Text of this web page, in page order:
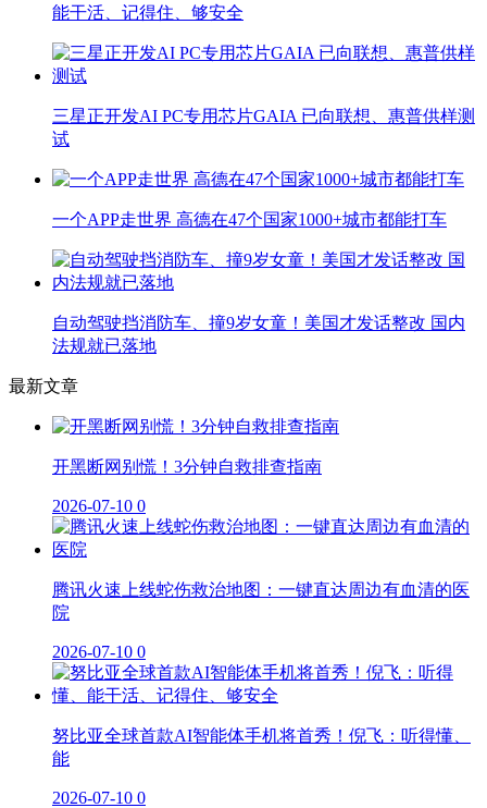
能干活、记得住、够安全
三星正开发AI PC专用芯片GAIA 已向联想、惠普供样测
试
一个APP走世界 高德在47个国家1000+城市都能打车
自动驾驶挡消防车、撞9岁女童！美国才发话整改 国内
法规就已落地
最新文章
开黑断网别慌！3分钟自救排查指南
2026-07-10 0
腾讯火速上线蛇伤救治地图：一键直达周边有血清的医
院
2026-07-10 0
努比亚全球首款AI智能体手机将首秀！倪飞：听得懂、
能
2026-07-10 0